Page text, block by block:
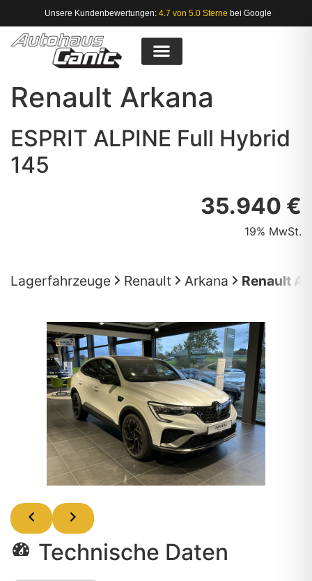
Unsere Kundenbewertungen: 4.7 von 5.0 Sterne bei Google
Renault Arkana
ESPRIT ALPINE Full Hybrid
145
35.940 €
19% MwSt.
Lagerfahrzeuge Renault Arkana Renault
Technische Daten